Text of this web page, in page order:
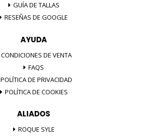
GUÍA DE TALLAS
RESEÑAS DE GOOGLE
AYUDA
CONDICIONES DE VENTA
FAQS
POLÍTICA DE PRIVACIDAD
POLÍTICA DE COOKIES
ALIADOS
ROQUE SYLE